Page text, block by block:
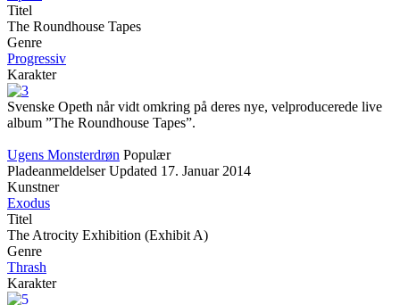
Titel
The Roundhouse Tapes
Genre
Progressiv
Karakter
Svenske Opeth når vidt omkring på deres nye, velproducerede live
album ”The Roundhouse Tapes”.
Ugens Monsterdrøn Populær
Pladeanmeldelser Updated 17. Januar 2014
Kunstner
Exodus
Titel
The Atrocity Exhibition (Exhibit A)
Genre
Thrash
Karakter